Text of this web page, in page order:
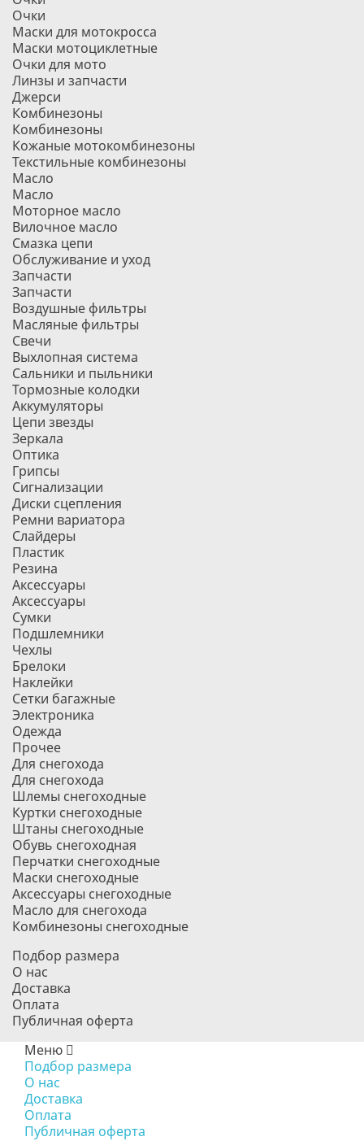
Очки
Маски для мотокросса
Маски мотоциклетные
Очки для мото
Линзы и запчасти
Джерси
Комбинезоны
Комбинезоны
Кожаные мотокомбинезоны
Текстильные комбинезоны
Масло
Масло
Моторное масло
Вилочное масло
Смазка цепи
Обслуживание и уход
Запчасти
Запчасти
Воздушные фильтры
Масляные фильтры
Свечи
Выхлопная система
Сальники и пыльники
Тормозные колодки
Аккумуляторы
Цепи звезды
Зеркала
Оптика
Грипсы
Сигнализации
Диски сцепления
Ремни вариатора
Слайдеры
Пластик
Резина
Аксессуары
Аксессуары
Сумки
Подшлемники
Чехлы
Брелоки
Наклейки
Сетки багажные
Электроника
Одежда
Прочее
Для снегохода
Для снегохода
Шлемы снегоходные
Куртки снегоходные
Штаны снегоходные
Обувь снегоходная
Перчатки снегоходные
Маски снегоходные
Аксессуары снегоходные
Масло для снегохода
Комбинезоны снегоходные
Подбор размера
О нас
Доставка
Оплата
Публичная оферта
Меню
Подбор размера
О нас
Доставка
Оплата
Публичная оферта